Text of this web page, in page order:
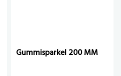
Gummisparkel 200 MM